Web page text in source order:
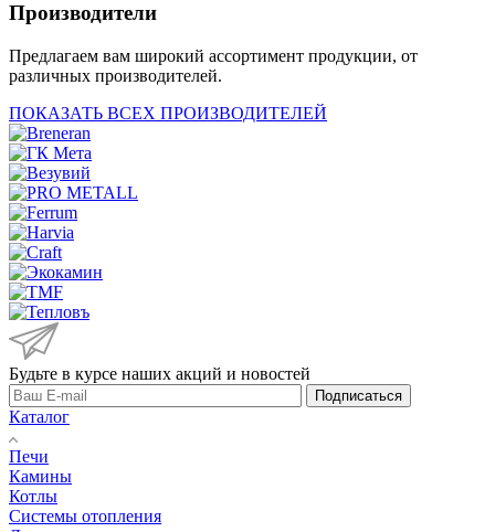
Производители
Предлагаем вам широкий ассортимент продукции, от
различных производителей.
ПОКАЗАТЬ ВСЕХ ПРОИЗВОДИТЕЛЕЙ
Будьте в курсе наших акций и новостей
Подписаться
Каталог
Печи
Камины
Котлы
Системы отопления